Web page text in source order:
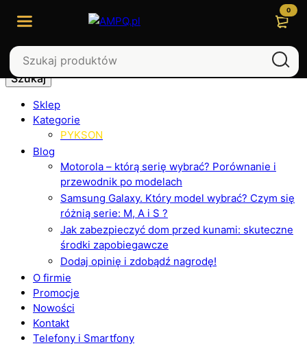
Szukaj
Sklep
Kategorie
PYKSON
Blog
Motorola – którą serię wybrać? Porównanie i
przewodnik po modelach
Samsung Galaxy. Który model wybrać? Czym się
różnią serie: M, A i S ?
Jak zabezpieczyć dom przed kunami: skuteczne
środki zapobiegawcze
Dodaj opinię i zdobądź nagrodę!
O firmie
Promocje
Nowości
Kontakt
Telefony i Smartfony
0